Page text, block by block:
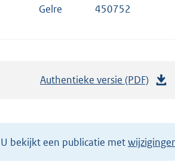
Gelre
450752
Authentieke versie (PDF)
a
n
U bekijkt een publicatie met